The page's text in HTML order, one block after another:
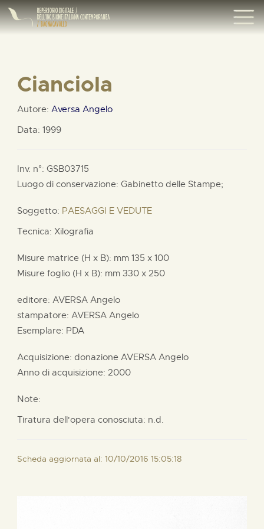
Cianciola
Autore: Aversa Angelo
Data: 1999
Inv. n°: GSB03715
Luogo di conservazione: Gabinetto delle Stampe;
Soggetto: PAESAGGI E VEDUTE
Tecnica: Xilografia
Misure matrice (H x B): mm 135 x 100
Misure foglio (H x B): mm 330 x 250
editore: AVERSA Angelo
stampatore: AVERSA Angelo
Esemplare: PDA
Acquisizione: donazione AVERSA Angelo
Anno di acquisizione: 2000
Note:
Tiratura dell'opera conosciuta: n.d.
Scheda aggiornata al: 10/10/2016 15:05:18